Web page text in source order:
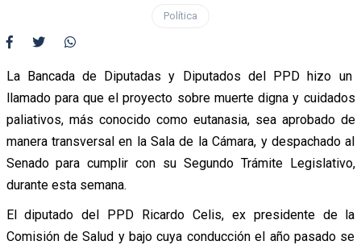
Política
La Bancada de Diputadas y Diputados del PPD hizo un
llamado para que el proyecto sobre muerte digna y cuidados
paliativos, más conocido como eutanasia, sea aprobado de
manera transversal en la Sala de la Cámara, y despachado al
Senado para cumplir con su Segundo Trámite Legislativo,
durante esta semana.
El diputado del PPD Ricardo Celis, ex presidente de la
Comisión de Salud y bajo cuya conducción el año pasado se